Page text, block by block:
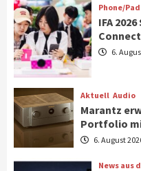
7
1
Aktuell
Steigende
Drittel der
2
Phone/Pad Top
IFA 2026
Connectivity
Phone/Pad
IFA
6.
Aktuell Audio
Marantz
Portfolio
6. August
News aus